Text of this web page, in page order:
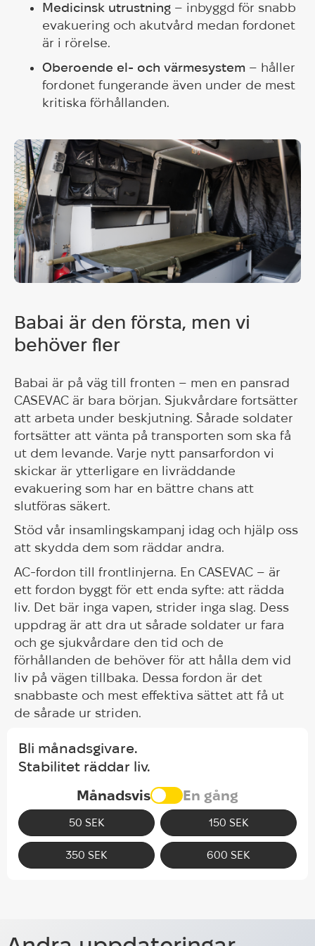
Medicinsk utrustning – inbyggd för snabb
evakuering och akutvård medan fordonet
är i rörelse.
Oberoende el- och värmesystem – håller
fordonet fungerande även under de mest
kritiska förhållanden.
Babai är den första, men vi
behöver fler
Babai är på väg till fronten – men en pansrad
CASEVAC är bara början. Sjukvårdare fortsätter
att arbeta under beskjutning. Sårade soldater
fortsätter att vänta på transporten som ska få
ut dem levande. Varje nytt pansarfordon vi
skickar är ytterligare en livräddande
evakuering som har en bättre chans att
slutföras säkert.
Stöd vår insamlingskampanj idag och hjälp oss
att skydda dem som räddar andra.
AC-fordon till frontlinjerna. En CASEVAC – är
ett fordon byggt för ett enda syfte: att rädda
liv. Det bär inga vapen, strider inga slag. Dess
uppdrag är att dra ut sårade soldater ur fara
och ge sjukvårdare den tid och de
förhållanden de behöver för att hålla dem vid
liv på vägen tillbaka. Dessa fordon är det
snabbaste och mest effektiva sättet att få ut
de sårade ur striden.
Bli månadsgivare.
Stabilitet räddar liv.
Månadsvis
En gång
50 SEK 150 SEK
350 SEK 600 SEK
panelsamtal med FBA och
HUG Ambassador Per Josefson
Joins Nobel Laureates in Ukraine,